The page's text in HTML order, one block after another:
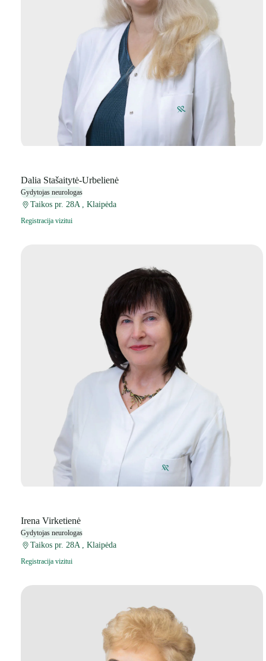
Dalia Stašaitytė-Urbelienė
Gydytojas neurologas
Taikos pr. 28A , Klaipėda
Registracija vizitui
Irena Virketienė
Gydytojas neurologas
Taikos pr. 28A , Klaipėda
Registracija vizitui